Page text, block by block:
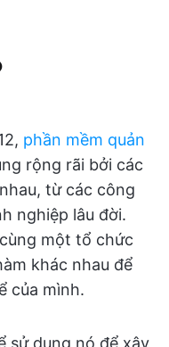
phần mềm quản
rộng rãi bởi các
từ các công
nghiệp lâu đời.
một tổ chức
khác nhau để
của mình.
sử dụng nó để xây